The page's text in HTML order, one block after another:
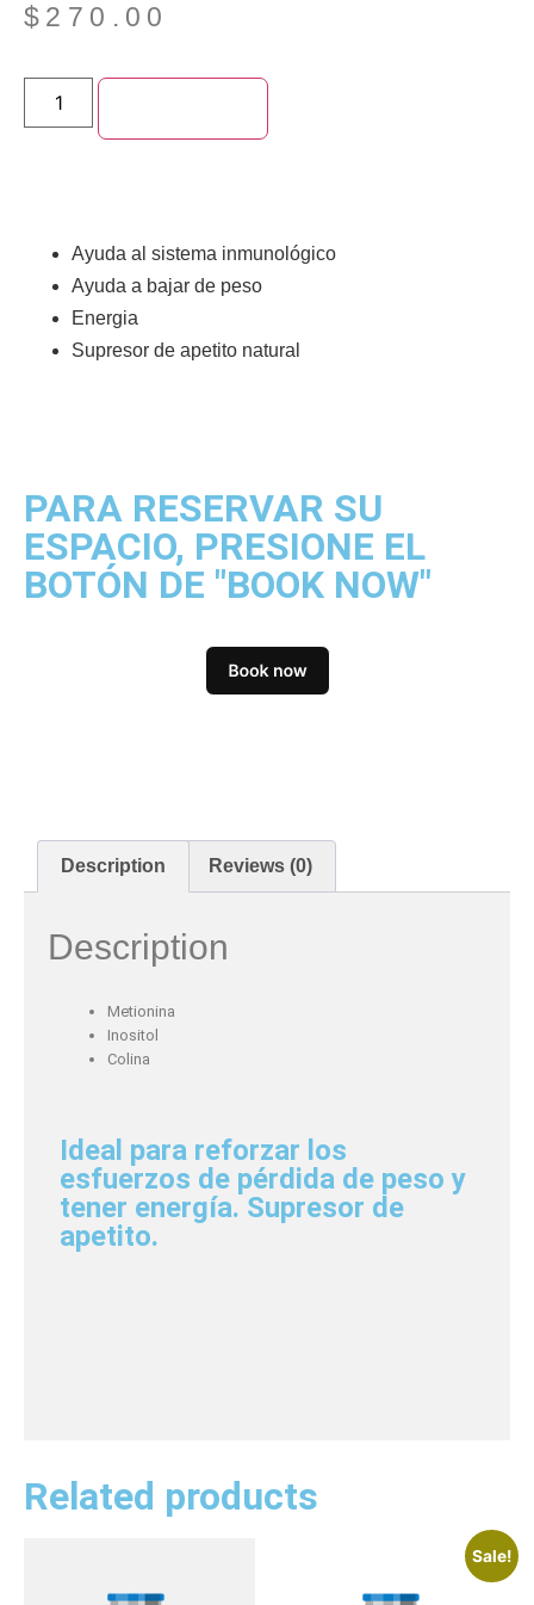
$ 270.00
Ayuda al sistema inmunológico
Ayuda a bajar de peso
Energia
Supresor de apetito natural
PARA RESERVAR SU
ESPACIO, PRESIONE EL
BOTÓN DE "BOOK NOW"
Description Reviews (0)
Description
Metionina
Inositol
Colina
Ideal para reforzar los
esfuerzos de pérdida de peso y
tener energía. Supresor de
apetito.
Related products
Sale!